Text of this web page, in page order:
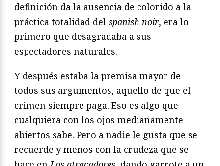
definición da la ausencia de colorido a la
práctica totalidad del spanish noir, era lo
primero que desagradaba a sus
espectadores naturales.
Y después estaba la premisa mayor de
todos sus argumentos, aquello de que el
crimen siempre paga. Eso es algo que
cualquiera con los ojos medianamente
abiertos sabe. Pero a nadie le gusta que se
recuerde y menos con la crudeza que se